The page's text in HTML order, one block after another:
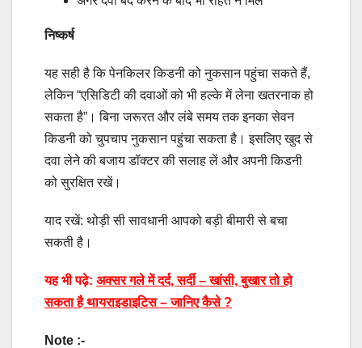
निष्कर्ष
यह सही है कि पेनकिलर किडनी को नुकसान पहुंचा सकते हैं,
लेकिन “एसिडिटी की दवाओं को भी हल्के में लेना खतरनाक हो
सकता है”। बिना जरूरत और लंबे समय तक इनका सेवन
किडनी को चुपचाप नुकसान पहुंचा सकता है। इसलिए खुद से
दवा लेने की बजाय डॉक्टर की सलाह लें और अपनी किडनी
को सुरक्षित रखें।
याद रखें: थोड़ी सी सावधानी आपको बड़ी बीमारी से बचा
सकती है।
यह भी पढ़े: अक्सर गले में दर्द, सर्दी – खांसी, बुखार तो हो
सकता है थायराइडाइटिस – जानिए कैसे ?
Note :-